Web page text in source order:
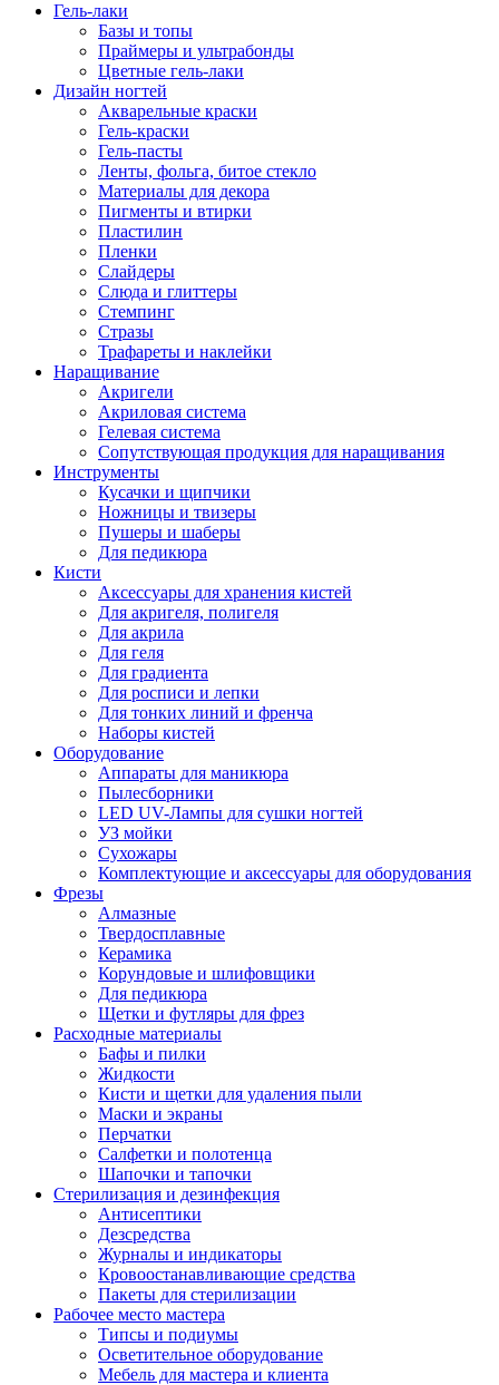
Гель-лаки
Базы и топы
Праймеры и ультрабонды
Цветные гель-лаки
Дизайн ногтей
Акварельные краски
Гель-краски
Гель-пасты
Ленты, фольга, битое стекло
Материалы для декора
Пигменты и втирки
Пластилин
Пленки
Слайдеры
Слюда и глиттеры
Стемпинг
Стразы
Трафареты и наклейки
Наращивание
Акригели
Акриловая система
Гелевая система
Сопутствующая продукция для наращивания
Инструменты
Кусачки и щипчики
Ножницы и твизеры
Пушеры и шаберы
Для педикюра
Кисти
Аксессуары для хранения кистей
Для акригеля, полигеля
Для акрила
Для геля
Для градиента
Для росписи и лепки
Для тонких линий и френча
Наборы кистей
Оборудование
Аппараты для маникюра
Пылесборники
LED UV-Лампы для сушки ногтей
УЗ мойки
Сухожары
Комплектующие и аксессуары для оборудования
Фрезы
Алмазные
Твердосплавные
Керамика
Корундовые и шлифовщики
Для педикюра
Щетки и футляры для фрез
Расходные материалы
Бафы и пилки
Жидкости
Кисти и щетки для удаления пыли
Маски и экраны
Перчатки
Салфетки и полотенца
Шапочки и тапочки
Стерилизация и дезинфекция
Антисептики
Дезсредства
Журналы и индикаторы
Кровоостанавливающие средства
Пакеты для стерилизации
Рабочее место мастера
Типсы и подиумы
Осветительное оборудование
Мебель для мастера и клиента